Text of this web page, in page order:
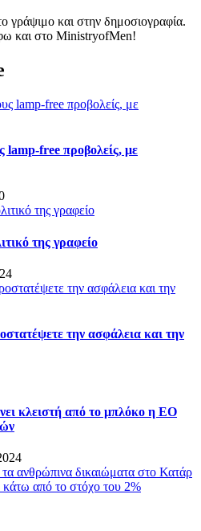
και στην δημοσιογραφία.
και στο MinistryofMen!
lamp-free προβολείς, με
της γραφείο
την ασφάλεια και την
κλειστή από το μπλόκο η ΕΟ
ανθρώπινα δικαιώματα στο Κατάρ
από το στόχο του 2%